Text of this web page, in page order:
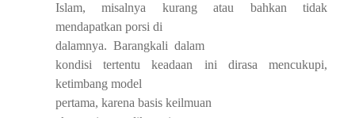
Islam, misalnya kurang atau bahkan tidak
mendapatkan porsi di
dalamnya. Barangkali dalam
kondisi tertentu keadaan ini dirasa mencukupi,
ketimbang model
pertama, karena basis keilmuan